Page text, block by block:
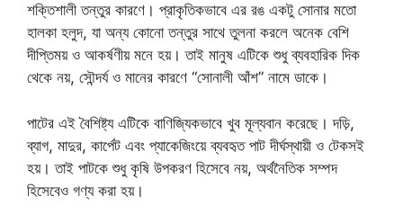
শক্তিশালী তন্তুর কারণে। প্রাকৃতিকভাবে এর রঙ একটু সোনার মতো
হালকা হলুদ, যা অন্য কোনো তন্তুর সাথে তুলনা করলে অনেক বেশি
দীপ্তিময় ও আকর্ষণীয় মনে হয়। তাই মানুষ এটিকে শুধু ব্যবহারিক দিক
থেকে নয়, সৌন্দর্য ও মানের কারণে “সোনালী আঁশ” নামে ডাকে।
পাটের এই বৈশিষ্ট্য এটিকে বাণিজ্যিকভাবে খুব মূল্যবান করেছে। দড়ি,
ব্যাগ, মাদুর, কার্পেট এবং প্যাকেজিংয়ে ব্যবহৃত পাট দীর্ঘস্থায়ী ও টেকসই
হয়। তাই পাটকে শুধু কৃষি উপকরণ হিসেবে নয়, অর্থনৈতিক সম্পদ
হিসেবেও গণ্য করা হয়।